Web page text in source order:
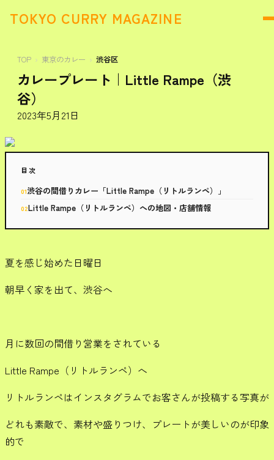
TOKYO CURRY MAGAZINE
TOP 東京のカレー 渋谷区
カレープレート｜Little Rampe（渋
谷）
2023年5月21日
目次
渋谷の間借りカレー「Little Rampe（リトルランペ）」
Little Rampe（リトルランペ）への地図・店舗情報
夏を感じ始めた日曜日
朝早く家を出て、渋谷へ
月に数回の間借り営業をされている
Little Rampe（リトルランペ）へ
リトルランペはインスタグラムでお客さんが投稿する写真が
どれも素敵で、素材や盛りつけ、プレートが美しいのが印象
的で